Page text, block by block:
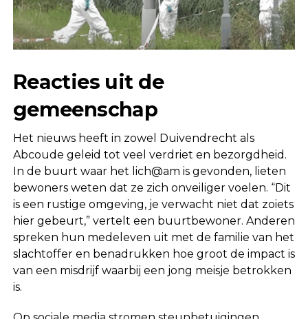
Reacties uit de
gemeenschap
Het nieuws heeft in zowel Duivendrecht als
Abcoude geleid tot veel verdriet en bezorgdheid.
In de buurt waar het lich@am is gevonden, lieten
bewoners weten dat ze zich onveiliger voelen. “Dit
is een rustige omgeving, je verwacht niet dat zoiets
hier gebeurt,” vertelt een buurtbewoner. Anderen
spreken hun medeleven uit met de familie van het
slachtoffer en benadrukken hoe groot de impact is
van een misdrijf waarbij een jong meisje betrokken
is.